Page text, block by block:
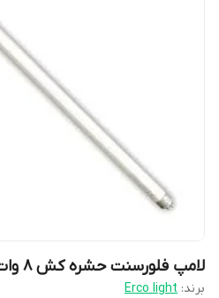
لامپ فلورسنت حشره کش 8 وات مدل T5
برند: Erco light